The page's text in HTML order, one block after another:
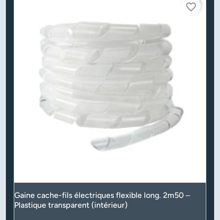
favorite_border
Gaine cache-fils électriques flexible long. 2m50 –
Plastique transparent (intérieur)